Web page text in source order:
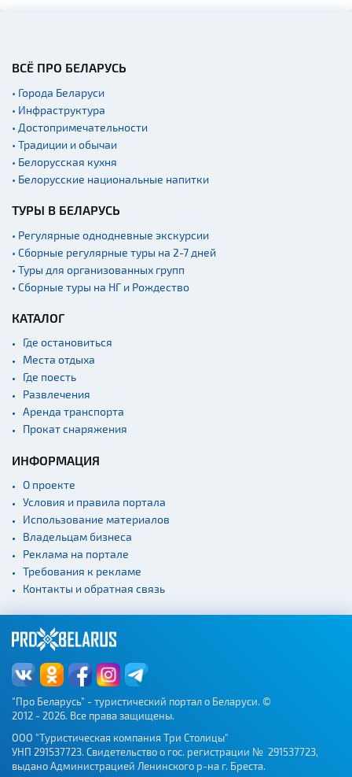
Театры
Начало и окончание
экскурсий: г. Минск
Аэропорты
Железнодорожные
вокзалы
ВСЁ ПРО БЕЛАРУСЬ
• Города Беларуси
• Инфраструктура
• Достопримечательности
• Традиции и обычаи
• Белорусская кухня
• Белорусские национальные напитки
ТУРЫ В БЕЛАРУСЬ
• Регулярные однодневные экскурсии
• Сборные регулярные туры на 2-7 дней
• Туры для организованных групп
• Сборные туры на НГ и Рождество
КАТАЛОГ
Где остановиться
Места отдыха
Где поесть
Развлечения
Аренда транспорта
Прокат снаряжения
ИНФОРМАЦИЯ
О проекте
Условия и правила портала
Использование материалов
Владельцам бизнеса
Реклама на портале
Требования к рекламе
Контакты и обратная связь
"Про Беларусь" - туристический портал о Беларуси. ©
2012 - 2026. Все права защищены.
ООО "Туристическая компания Три Столицы"
УНП 291537723. Свидетельство о гос. регистрации № 291537723,
выдано Администрацией Ленинского р-на г. Бреста.